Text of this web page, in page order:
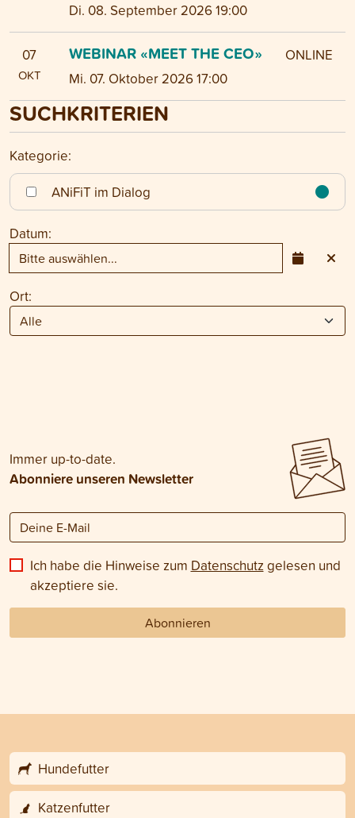
Di. 08. September 2026 19:00
07
OKT
WEBINAR «MEET THE CEO»
Mi. 07. Oktober 2026 17:00
ONLINE
SUCHKRITERIEN
Kategorie:
ANiFiT im Dialog
Datum:
Ort:
Immer up-to-date.
Abonniere unseren Newsletter
Ich habe die Hinweise zum Datenschutz gelesen und
akzeptiere sie.
Abonnieren
Hundefutter
Katzenfutter